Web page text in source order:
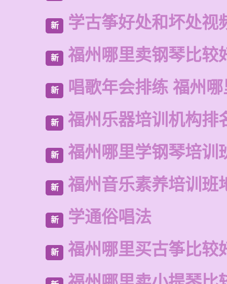
新 学古筝好处和坏处视
新 福州哪里卖钢琴比较
新 唱歌年会排练 福州
新 福州乐器培训机构排
新 福州哪里学钢琴培训
新 福州音乐素养培训班
新 学通俗唱法
新 福州哪里买古筝比较